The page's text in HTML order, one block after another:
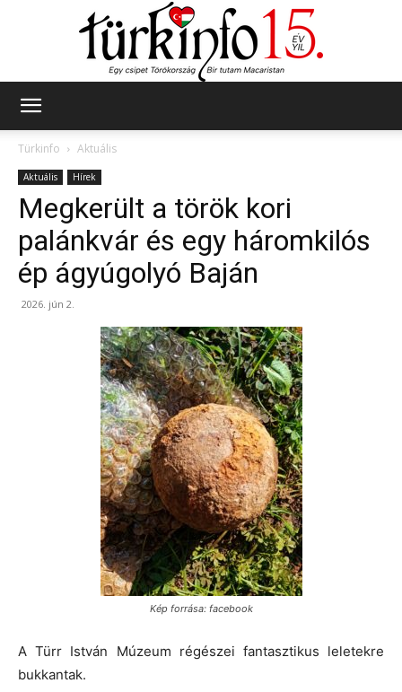
Türkinfo
Aktuális
Aktuális Hírek
Megkerült a török kori
palánkvár és egy háromkilós
ép ágyúgolyó Baján
2026. jún 2.
Kép forrása: facebook
A Türr István Múzeum régészei fantasztikus leletekre
bukkantak.